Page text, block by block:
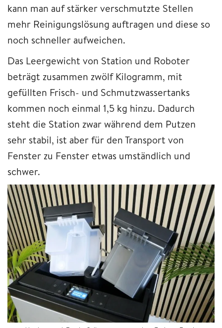
kann man auf stärker verschmutzte Stellen
mehr Reinigungslösung auftragen und diese so
noch schneller aufweichen.
Das Leergewicht von Station und Roboter
beträgt zusammen zwölf Kilogramm, mit
gefüllten Frisch- und Schmutzwassertanks
kommen noch einmal 1,5 kg hinzu. Dadurch
steht die Station zwar während dem Putzen
sehr stabil, ist aber für den Transport von
Fenster zu Fenster etwas umständlich und
schwer.